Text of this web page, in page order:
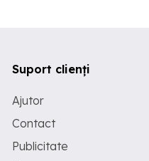
Suport clienți
Ajutor
Contact
Publicitate